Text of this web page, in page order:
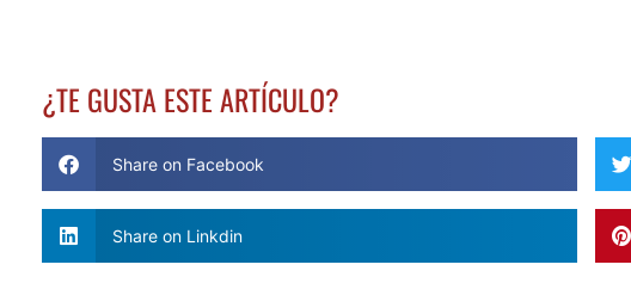
¿TE GUSTA ESTE ARTÍCULO?
Share on Facebook
Share on Linkdin